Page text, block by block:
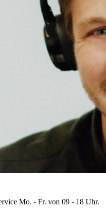
Mo. - Fr. von 09 - 18 Uhr.